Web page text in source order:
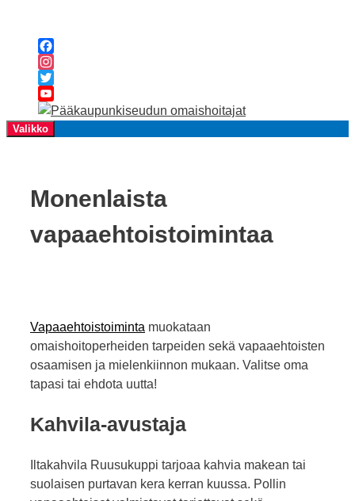
Facebook
Instagram
Twitter
YouTube
Channel
Valikko
Monenlaista
vapaaehtoistoimintaa
Vapaaehtoistoiminta muokataan
omaishoitoperheiden tarpeiden sekä vapaaehtoisten
osaamisen ja mielenkiinnon mukaan. Valitse oma
tapasi tai ehdota uutta!
Kahvila-avustaja
Iltakahvila Ruusukuppi tarjoaa kahvia makean tai
suolaisen purtavan kera kerran kuussa. Pollin